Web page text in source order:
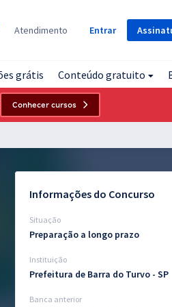
Atendimento Entrar
grátis Conteúdo gratuito
Conhecer cursos
Informações do Concurso
Situação
Preparação a longo prazo
Instituição
Prefeitura de Barra do Turvo - SP
Banca anterior